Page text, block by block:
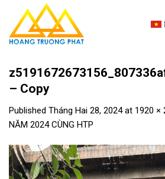
content
– Copy
Published Tháng Hai 28, 2024at 1920 ×
NĂM 2024 CÙNG HTP